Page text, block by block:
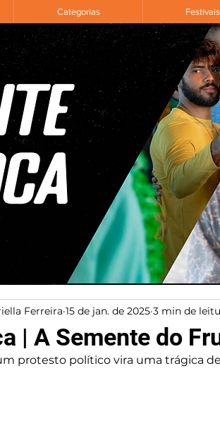
Categorias Festivais
| A Semente do
Ferreira 15 de jan. de 2025 3 min de
protesto político vira uma trágica